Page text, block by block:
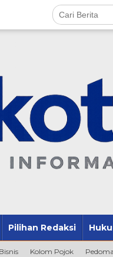
Pilihan Redaksi
Kolom Pojok